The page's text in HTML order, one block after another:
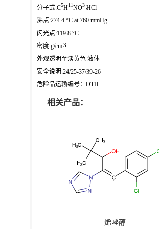
分子式:C5H11NO3 .HCl
沸点:274.4 °C at 760 mmHg
闪光点:119.8 °C
密度:g/cm3
外观透明至淡黄色 液体
安全说明:24/25-37/39-26
危险品运输编号：OTH
相关产品：
烯唑醇